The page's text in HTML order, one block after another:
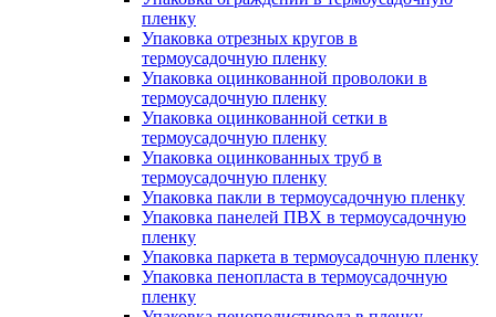
пленку
Упаковка отрезных кругов в
термоусадочную пленку
Упаковка оцинкованной проволоки в
термоусадочную пленку
Упаковка оцинкованной сетки в
термоусадочную пленку
Упаковка оцинкованных труб в
термоусадочную пленку
Упаковка пакли в термоусадочную пленку
Упаковка панелей ПВХ в термоусадочную
пленку
Упаковка паркета в термоусадочную пленку
Упаковка пенопласта в термоусадочную
пленку